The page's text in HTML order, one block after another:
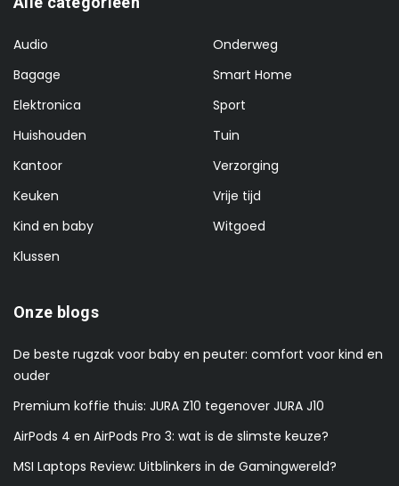
Audio
Bagage
Elektronica
Huishouden
Kantoor
Keuken
Kind en baby
Klussen
Onderweg
Smart Home
Sport
Tuin
Verzorging
Vrije tijd
Witgoed
Onze blogs
De beste rugzak voor baby en peuter: comfort voor kind en
ouder
Premium koffie thuis: JURA Z10 tegenover JURA J10
AirPods 4 en AirPods Pro 3: wat is de slimste keuze?
MSI Laptops Review: Uitblinkers in de Gamingwereld?